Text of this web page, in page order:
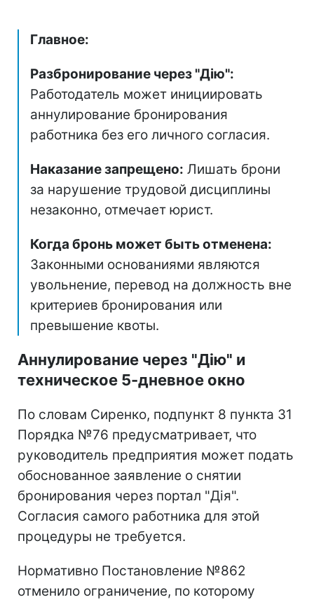
Главное:
Разбронирование через "Дію":
Работодатель может инициировать
аннулирование бронирования
работника без его личного согласия.
Наказание запрещено: Лишать брони
за нарушение трудовой дисциплины
незаконно, отмечает юрист.
Когда бронь может быть отменена:
Законными основаниями являются
увольнение, перевод на должность вне
критериев бронирования или
превышение квоты.
Аннулирование через "Дію" и
техническое 5-дневное окно
По словам Сиренко, подпункт 8 пункта 31
Порядка №76 предусматривает, что
руководитель предприятия может подать
обоснованное заявление о снятии
бронирования через портал "Дія".
Согласия самого работника для этой
процедуры не требуется.
Нормативно Постановление №862
отменило ограничение, по которому